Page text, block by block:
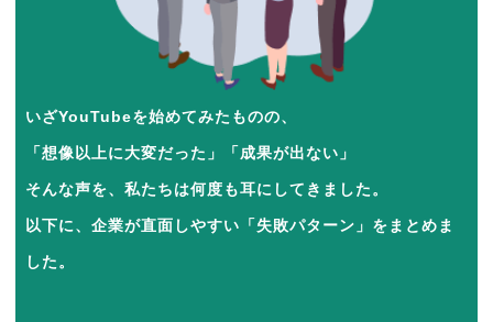
いざYouTubeを始めてみたものの、
「想像以上に大変だった」「成果が出ない」
そんな声を、私たちは何度も耳にしてきました。
以下に、企業が直面しやすい「失敗パターン」をまとめま
した。